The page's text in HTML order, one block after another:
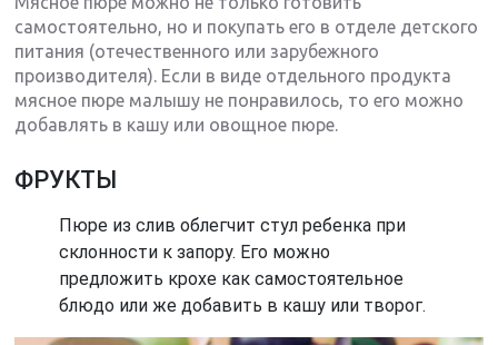
самостоятельно, но и покупать его в отделе детского
питания (отечественного или зарубежного
производителя). Если в виде отдельного продукта
мясное пюре малышу не понравилось, то его можно
добавлять в кашу или овощное пюре.
ФРУКТЫ
Пюре из слив облегчит стул ребенка при
склонности к запору. Его можно
предложить крохе как самостоятельное
блюдо или же добавить в кашу или творог.